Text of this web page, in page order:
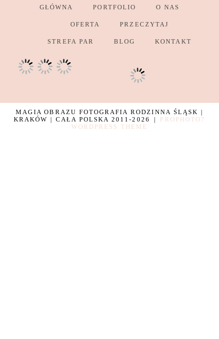
GŁÓWNA PORTFOLIO O NAS
OFERTA PRZECZYTAJ
STREFA PAR BLOG KONTAKT
MAGIA OBRAZU FOTOGRAFIA RODZINNA ŚLĄSK |
KRAKÓW | CAŁA POLSKA 2011-2026
|
PROPHOTO7
WORDPRESS THEME